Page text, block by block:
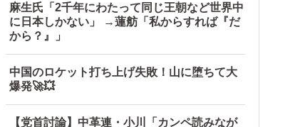
麻生氏「2千年にわたって同じ王朝など世界中
に日本しかない」 →蓮舫「私からすれば『だ
から？』」
中国のロケット打ち上げ失敗！山に堕ちて大
爆発🚀💥
【党首討論】中革連・小川「カンペ読みなが